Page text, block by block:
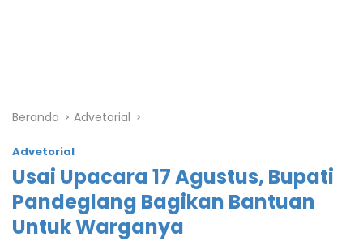
Beranda Advetorial
Advetorial
Usai Upacara 17 Agustus, Bupati
Pandeglang Bagikan Bantuan
Untuk Warganya